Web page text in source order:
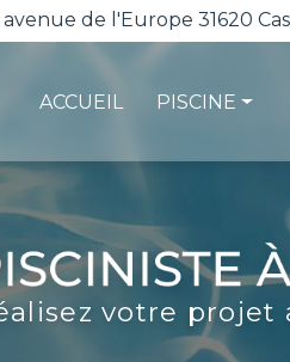
avenue de l'Europe 31620
ACCUEIL PISCINE
L'étanchéité
La conformité
Le contrat
votre projet